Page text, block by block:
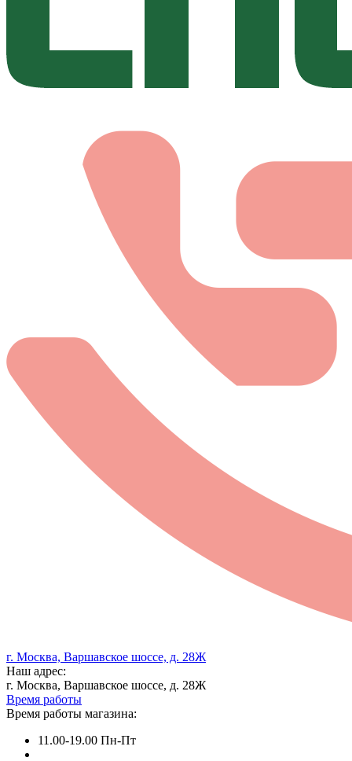
г. Москва, Варшавское шоссе, д. 28Ж
Наш адрес:
г. Москва, Варшавское шоссе, д. 28Ж
Время работы
Время работы магазина:
11.00-19.00 Пн-Пт